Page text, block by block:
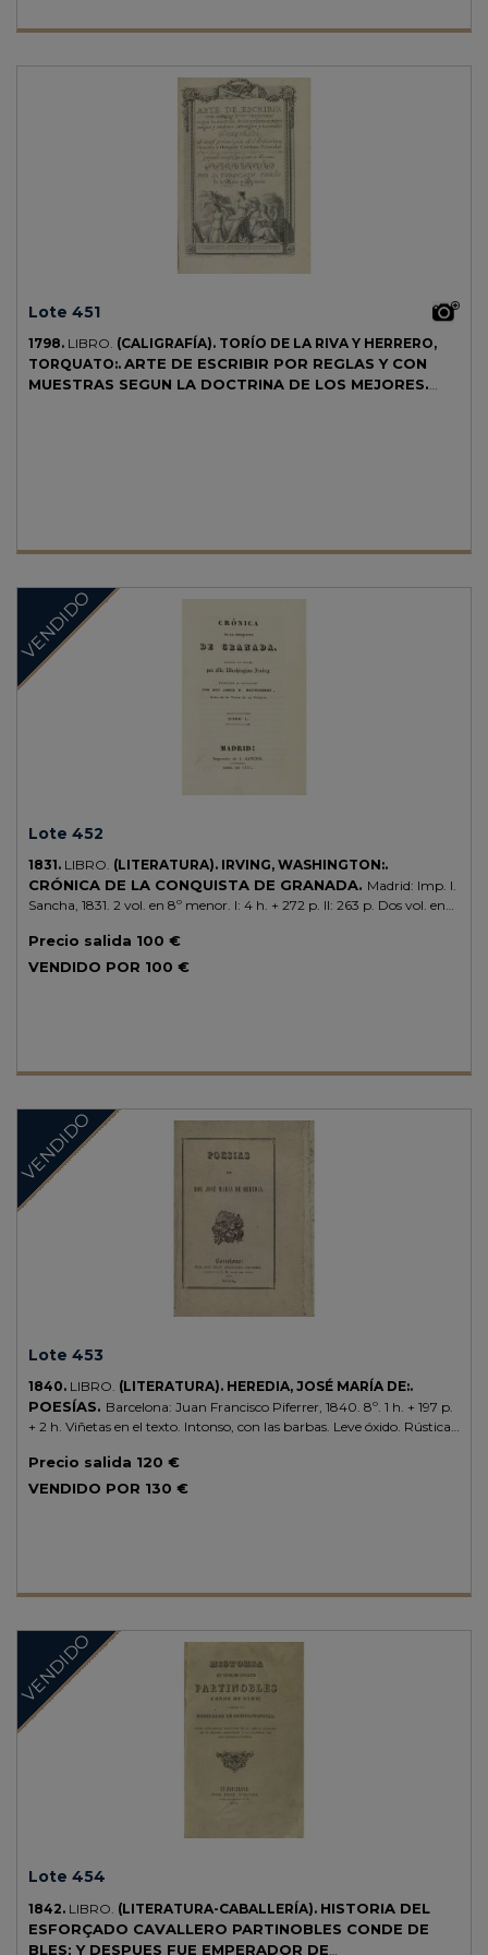
Lote 451
1798. LIBRO. (CALIGRAFÍA). TORÍO DE LA RIVA Y HERRERO,
TORQUATO:. ARTE DE ESCRIBIR POR REGLAS Y CON
MUESTRAS SEGUN LA DOCTRINA DE LOS MEJORES.
VENDIDO
Lote 452
1831. LIBRO. (LITERATURA). IRVING, WASHINGTON:.
CRÓNICA DE LA CONQUISTA DE GRANADA. Madrid: Imp. I.
Sancha, 1831. 2 vol. en 8º menor. I: 4 h. + 272 p. II: 263 p. Dos vol. enc.
Precio salida 100 €
VENDIDO POR 100 €
VENDIDO
Lote 453
1840. LIBRO. (LITERATURA). HEREDIA, JOSÉ MARÍA DE:.
POESÍAS. Barcelona: Juan Francisco Piferrer, 1840. 8º. 1 h. + 197 p.
+ 2 h. Viñetas en el texto. Intonso, con las barbas. Leve óxido. Rústica
iniciador del romanticismo en latinoamérica. Esta es la primera
edición póstuma de sus poesías.
Precio salida 120 €
VENDIDO POR 130 €
VENDIDO
Lote 454
1842. LIBRO. (LITERATURA-CABALLERÍA). HISTORIA DEL
ESFORÇADO CAVALLERO PARTINOBLES CONDE DE
BLES; Y DESPUES FUE EMPERADOR DE